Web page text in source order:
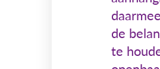
de
te